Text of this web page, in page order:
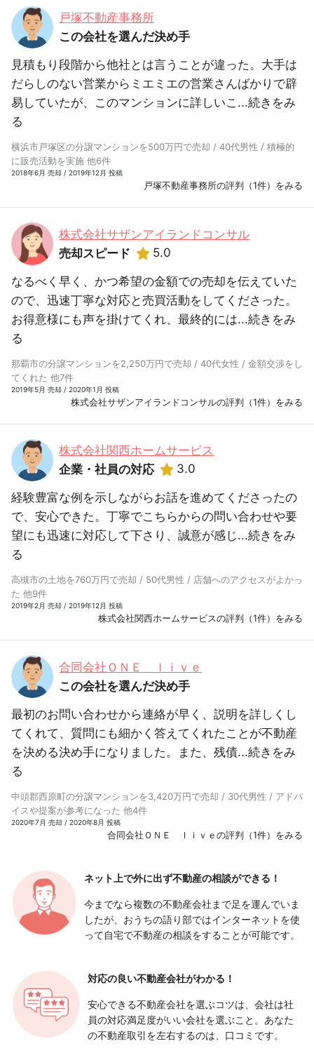
戸塚不動産事務所
この会社を選んだ決め手
見積もり段階から他社とは言うことが違った。大手は
だらしのない営業からミエミエの営業さんばかりで辟
易していたが、このマンションに詳しいこ...続きをみ
る
横浜市戸塚区の分譲マンションを500万円で売却 / 40代男性 / 積極的
に販売活動を実施 他6件
2018年6月 売却 / 2019年12月 投稿
戸塚不動産事務所の評判（1件）をみる
株式会社サザンアイランドコンサル
売却スピード
5.0
なるべく早く、かつ希望の金額での売却を伝えていた
ので、迅速丁寧な対応と売買活動をしてくださった。
お得意様にも声を掛けてくれ、最終的には...続きをみ
る
那覇市の分譲マンションを2,250万円で売却 / 40代女性 / 金額交渉をし
てくれた 他7件
2019年5月 売却 / 2020年1月 投稿
株式会社サザンアイランドコンサルの評判（1件）をみる
株式会社関西ホームサービス
企業・社員の対応
3.0
経験豊富な例を示しながらお話を進めてくださったの
で、安心できた。丁寧でこちらからの問い合わせや要
望にも迅速に対応して下さり、誠意が感じ...続きをみ
る
高槻市の土地を760万円で売却 / 50代男性 / 店舗へのアクセスがよかっ
た 他9件
2019年2月 売却 / 2019年12月 投稿
株式会社関西ホームサービスの評判（1件）をみる
合同会社ＯＮＥ ｌｉｖｅ
この会社を選んだ決め手
最初のお問い合わせから連絡が早く、説明を詳しくし
てくれて、質問にも細かく答えてくれたことが不動産
を決める決め手になりました。また、残債...続きをみ
る
中頭郡西原町の分譲マンションを3,420万円で売却 / 30代男性 / アドバ
イスや提案が参考になった 他4件
2020年7月 売却 / 2020年8月 投稿
合同会社ＯＮＥ ｌｉｖｅの評判（1件）をみる
ネット上で外に出ず不動産の相談ができる！
今までなら複数の不動産会社まで足を運んでいま
したが、おうちの語り部ではインターネットを使
って自宅で不動産の相談をすることが可能です。
対応の良い不動産会社がわかる！
安心できる不動産会社を選ぶコツは、会社は社
員の対応満足度がいい会社を選ぶこと。あなた
の不動産取引を左右するのは、口コミです。